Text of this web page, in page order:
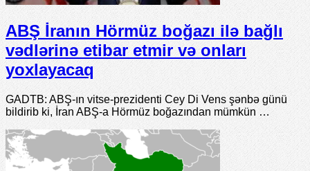
ABŞ İranın Hörmüz boğazı ilə bağlı
vədlərinə etibar etmir və onları
yoxlayacaq
GADTB: ABŞ-ın vitse-prezidenti Cey Di Vens şənbə günü
bildirib ki, İran ABŞ-a Hörmüz boğazından mümkün …